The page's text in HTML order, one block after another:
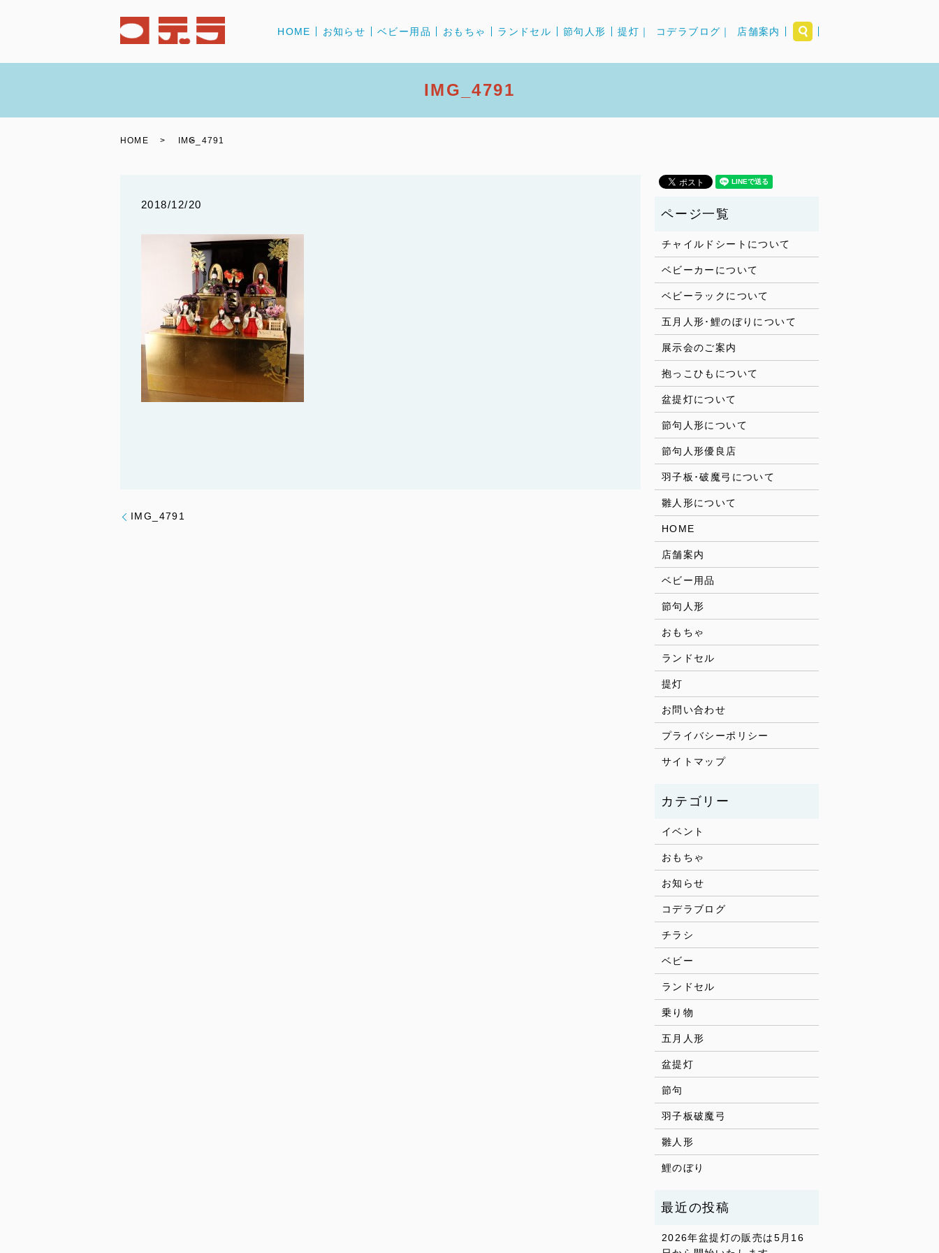
HOME お知らせ ベビー用品 おもちゃ ランドセル 節句人形 提灯｜ コデラブログ｜ 店舗案内
IMG_4791
HOME IMG_4791
2018/12/20
IMG_4791
チャイルドシートについて
ベビーカーについて
ベビーラックについて
五月人形･鯉のぼりについて
展示会のご案内
抱っこひもについて
盆提灯について
節句人形について
節句人形優良店
羽子板･破魔弓について
雛人形について
HOME
店舗案内
ベビー用品
節句人形
おもちゃ
ランドセル
提灯
お問い合わせ
プライバシーポリシー
サイトマップ
イベント
おもちゃ
お知らせ
コデラブログ
チラシ
ベビー
ランドセル
乗り物
五月人形
盆提灯
節句
羽子板破魔弓
雛人形
鯉のぼり
2026年盆提灯の販売は5月16